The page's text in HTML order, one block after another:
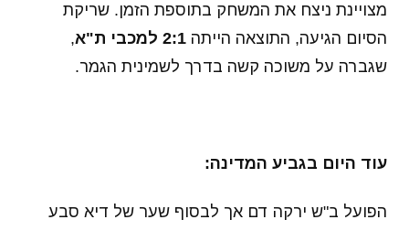
מצויינת ניצח את המשחק בתוספת הזמן. שריקת
הסיום הגיעה, התוצאה הייתה 2:1 למכבי ת"א
,
שגברה על משוכה קשה בדרך לשמינית הגמר.
עוד היום בגביע המדינה:
הפועל ב"ש ירקה דם אך לבסוף שער של דיא סבע